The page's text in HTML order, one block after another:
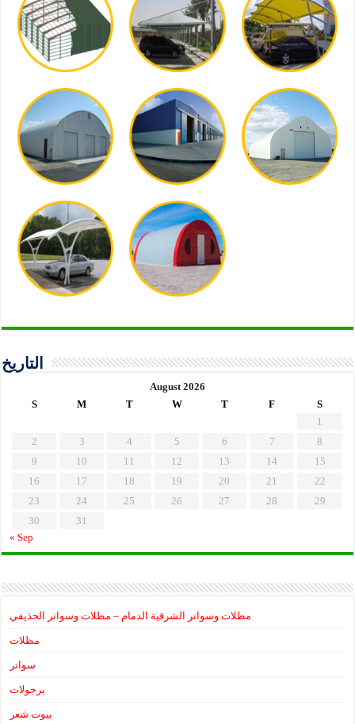
التاريخ
August 2026
S
M T W T F
S
1
2
3 4 5 6 7
8
9
10 11 12 13 14
15
16
17 18 19 20 21
22
23
24 25 26 27 28
29
30
31
« Sep
مظلات وسواتر الشرقية الدمام – مظلات وسواتر الحذيفي
مظلات
سواتر
برجولات
بيوت شعر